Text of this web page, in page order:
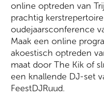
online optreden van
prachtig
oudejaarsconference
Maak een online
akoestisch optreden
maat door The Kik of
een knallende DJ-set
FeestDJRuud.